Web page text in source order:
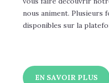
nous animent. Plusieurs
disponibles sur la
EN SAVOIR PLUS